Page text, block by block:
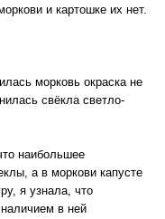
и картошке их нет.
морковь окраска не
свёкла светло-
наибольшее
а в моркови капусте
я узнала, что
в ней